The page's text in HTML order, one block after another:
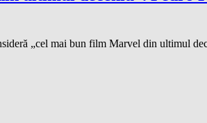
„cel mai bun film Marvel din ultimul